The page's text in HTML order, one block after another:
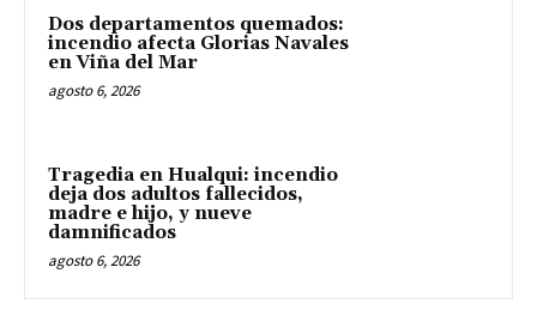
Dos departamentos quemados:
incendio afecta Glorias Navales
en Viña del Mar
agosto 6, 2026
Tragedia en Hualqui: incendio
deja dos adultos fallecidos,
madre e hijo, y nueve
damnificados
agosto 6, 2026